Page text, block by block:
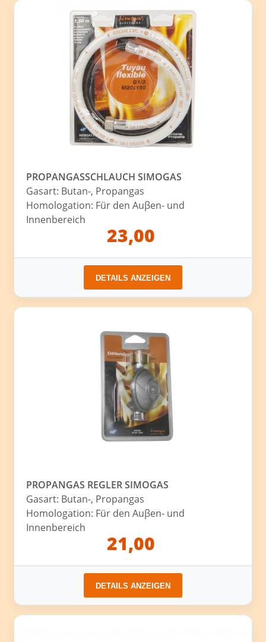
PROPANGASSCHLAUCH SIMOGAS
Gasart: Butan-, Propangas
Homologation: Für den Auβen- und
Innenbereich
23,00
DETAILS ANZEIGEN
PROPANGAS REGLER SIMOGAS
Gasart: Butan-, Propangas
Homologation: Für den Auβen- und
Innenbereich
21,00
DETAILS ANZEIGEN